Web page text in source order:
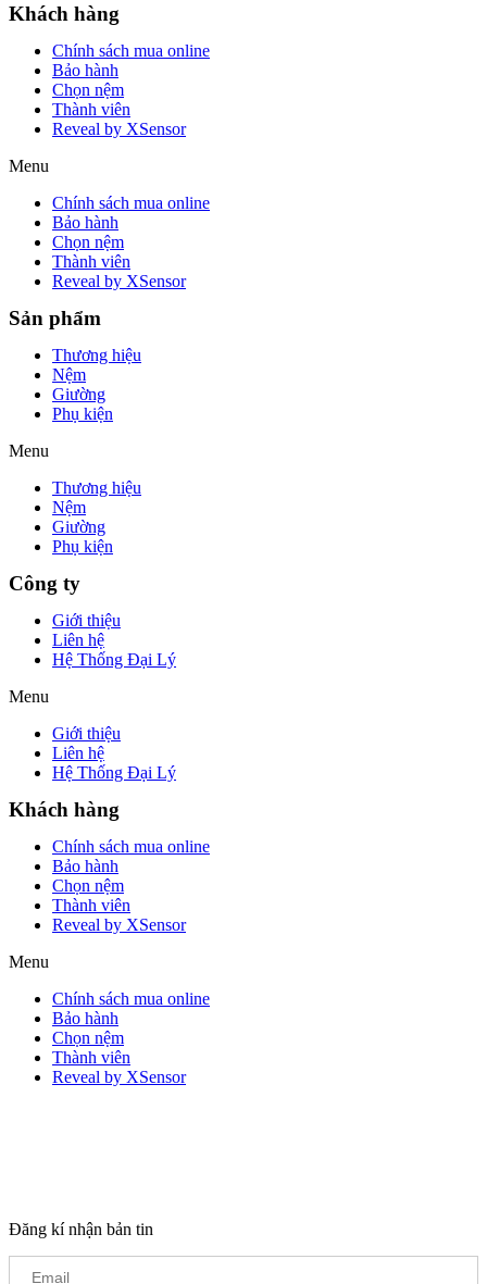
Khách hàng
Chính sách mua online
Bảo hành
Chọn nệm
Thành viên
Reveal by XSensor
Menu
Chính sách mua online
Bảo hành
Chọn nệm
Thành viên
Reveal by XSensor
Sản phẩm
Thương hiệu
Nệm
Giường
Phụ kiện
Menu
Thương hiệu
Nệm
Giường
Phụ kiện
Công ty
Giới thiệu
Liên hệ
Hệ Thống Đại Lý
Menu
Giới thiệu
Liên hệ
Hệ Thống Đại Lý
Khách hàng
Chính sách mua online
Bảo hành
Chọn nệm
Thành viên
Reveal by XSensor
Menu
Chính sách mua online
Bảo hành
Chọn nệm
Thành viên
Reveal by XSensor
Đăng kí nhận bản tin